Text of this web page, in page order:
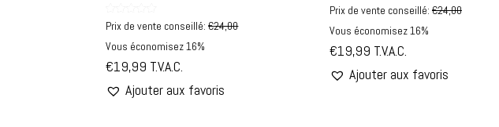
Note
4.94
sur 5
Prix de vente conseillé:€24,00
Vous économisez 16%
€19,99 T.V.A.C.
Ajouter aux favoris
Prix de vente conseillé: €24,00
Vous économisez 16%
€19,99 T.V.A.C.
Ajouter aux favoris